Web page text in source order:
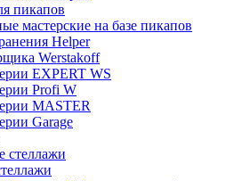
пикапов
мастерские на базе пикапов
Helper
Werstakoff
EXPERT WS
Profi W
MASTER
Garage